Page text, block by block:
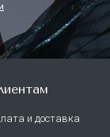
и доставка